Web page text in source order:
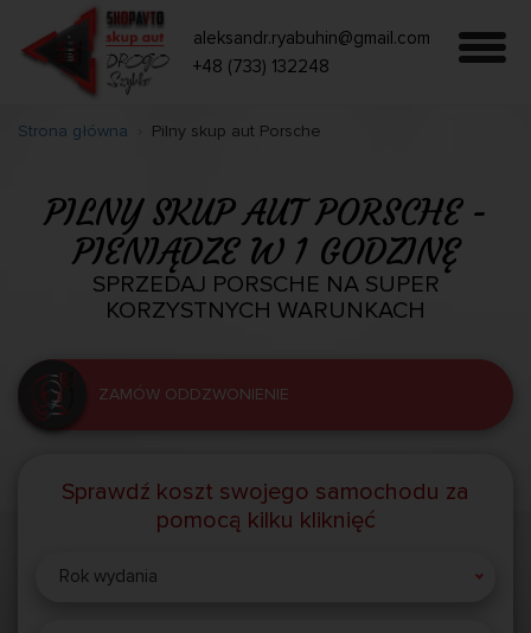
aleksandr.ryabuhin@gmail.com
+48 (733) 132248
Strona główna Pilny skup aut Porsche
PILNY SKUP AUT PORSCHE -
PIENIĄDZE W 1 GODZINĘ
SPRZEDAJ PORSCHE NA SUPER
KORZYSTNYCH WARUNKACH
ZAMÓW ODDZWONIENIE
Sprawdź koszt swojego samochodu za
pomocą kilku kliknięć
Rok wydania